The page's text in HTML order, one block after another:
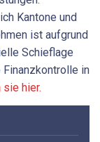
Kantone und
ist aufgrund
Schieflage
in
hier.